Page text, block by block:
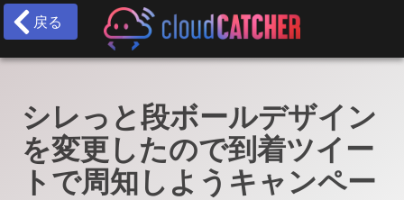
戻る
シレっと段ボールデザイン
を変更したので到着ツイー
トで周知しようキャンペー